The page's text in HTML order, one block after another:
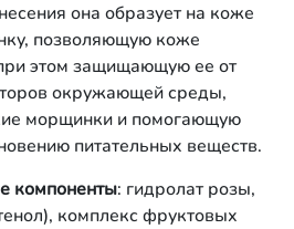
она образует на коже
позволяющую коже
этом защищающую ее от
окружающей среды,
морщинки и помогающую
питательных веществ.
компоненты: гидролат розы,
комплекс фруктовых